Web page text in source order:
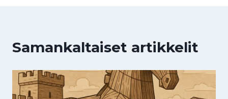
Samankaltaiset artikkelit